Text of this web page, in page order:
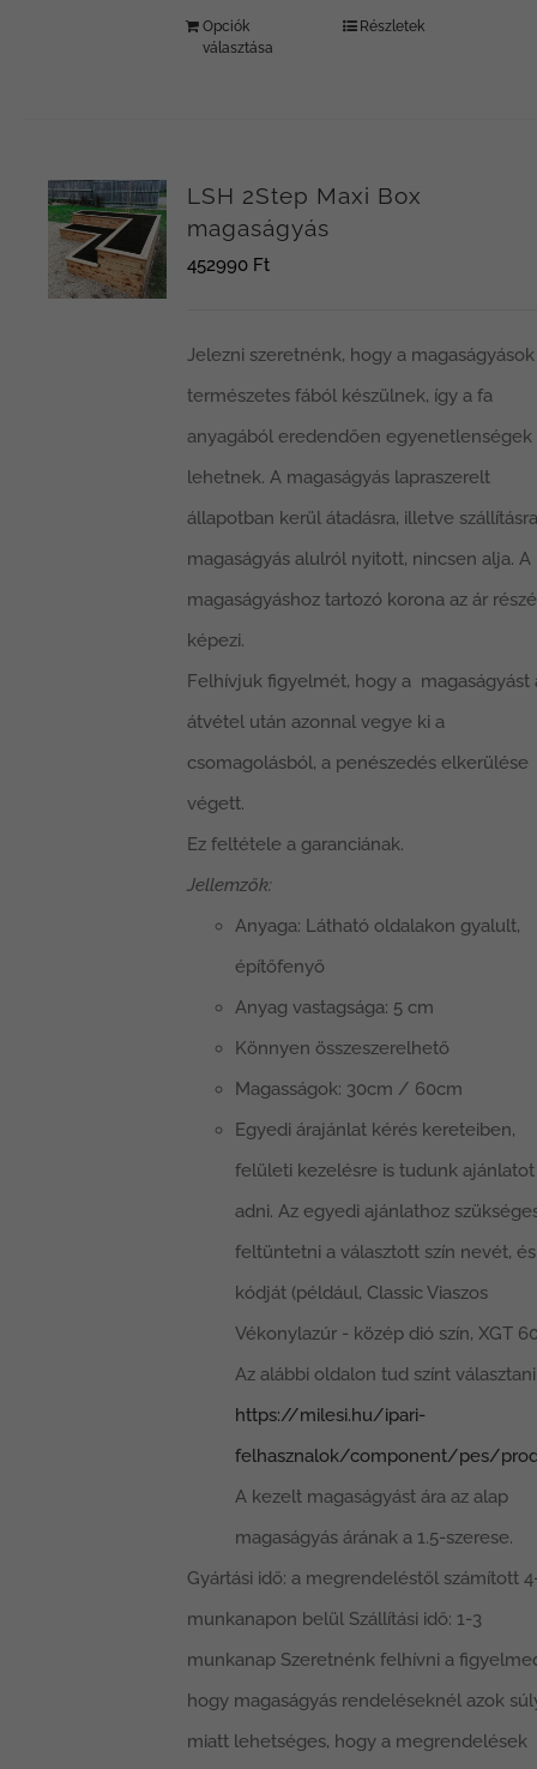
Opciók
választása
Részletek
LSH 2Step Maxi Box
magaságyás
452990 Ft
Jelezni szeretnénk, hogy a magaságyások
természetes fából készülnek, így a fa
anyagából eredendően egyenetlenségek
lehetnek. A magaságyás lapraszerelt
állapotban kerül átadásra, illetve
magaságyás alulról nyitott, nincsen alja. A
magaságyáshoz tartozó korona az ár
képezi.
Felhívjuk figyelmét, hogy a magaságyást
átvétel után azonnal vegye ki a
csomagolásból, a penészedés elkerülése
végett.
Ez feltétele a garanciának.
Jellemzők:
Anyaga: Látható oldalakon gyalult,
építőfenyő
Anyag vastagsága: 5 cm
Könnyen összeszerelhető
Magasságok: 30cm / 60cm
Egyedi árajánlat kérés kereteiben,
felületi kezelésre is tudunk ajánlatot
adni. Az egyedi ajánlathoz
feltüntetni a választott szín nevét, és
kódját (például, Classic Viaszos
Vékonylazúr - közép dió szín, XGT
Az alábbi oldalon tud színt
https://milesi.hu/ipari-
felhasznalok/component/pes/
A kezelt magaságyást ára az alap
magaságyás árának a 1.5-szerese.
Gyártási idő: a megrendeléstől számított
munkanapon belül Szállítási idő: 1-3
munkanap Szeretnénk felhívni a
hogy magaságyás rendeléseknél azok
miatt lehetséges, hogy a megrendelések